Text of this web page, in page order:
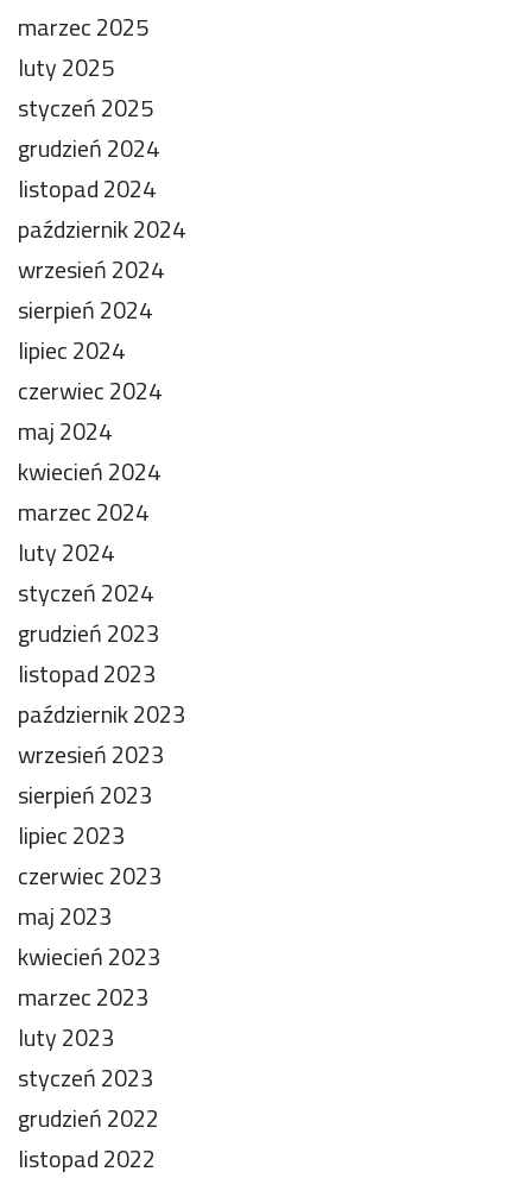
marzec 2025
luty 2025
styczeń 2025
grudzień 2024
listopad 2024
październik 2024
wrzesień 2024
sierpień 2024
lipiec 2024
czerwiec 2024
maj 2024
kwiecień 2024
marzec 2024
luty 2024
styczeń 2024
grudzień 2023
listopad 2023
październik 2023
wrzesień 2023
sierpień 2023
lipiec 2023
czerwiec 2023
maj 2023
kwiecień 2023
marzec 2023
luty 2023
styczeń 2023
grudzień 2022
listopad 2022